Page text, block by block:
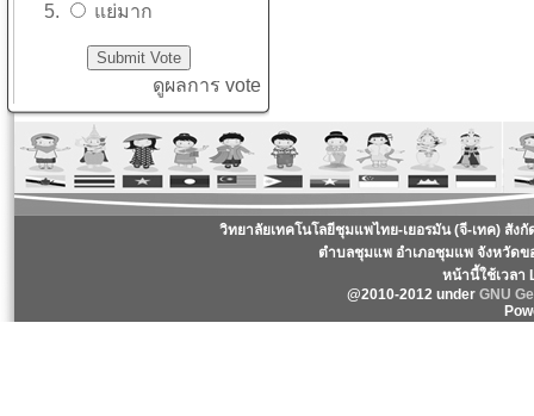
แย่มาก
ดูผลการ vote
วิทยาลัยเทคโนโลยีชุมแพไทย-เยอรมัน (จี-เทค) สัง
ตำบลชุมแพ อำเภอชุมแพ จังหวัดข
หน้านี้ใช้เวลา
@2010-2012 under GNU